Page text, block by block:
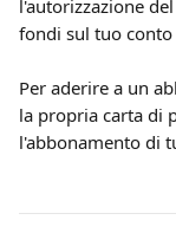
l'autorizzazione
fondi sul tuo conto
Per aderire a un
la propria carta di
l'abbonamento di